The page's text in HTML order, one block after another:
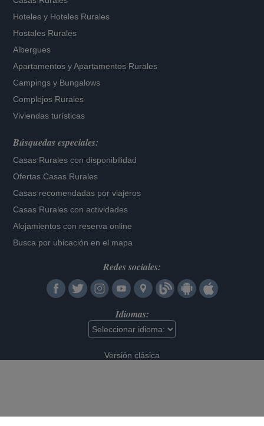
Hoteles y Hoteles Rurales
Hostales Rurales
Albergues
Apartamentos yApartamentos Rurales
Campings y Bungalows
Complejos Rurales
Viviendas turísticas
Búsquedas especiales:
Casas Rurales con disponibilidad
Ofertas Casas Rurales
Casas recomendadas por viajeros
Casas Rurales con actividades
Alojamientos con reserva online
Busca por ubicación en el mapa
Redes sociales:
Idiomas:
Versión clásica